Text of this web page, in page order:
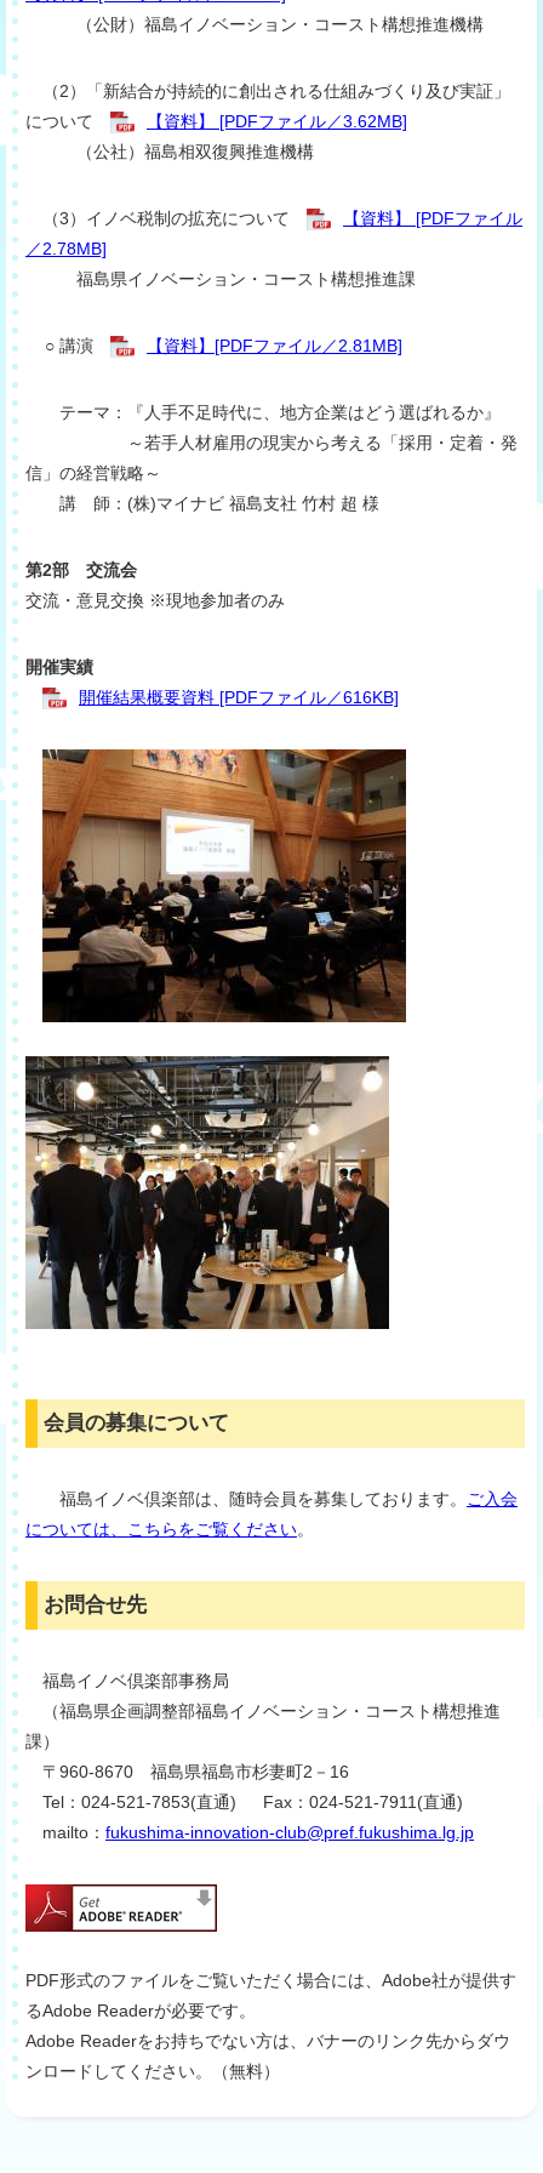
（公財）福島イノベーション・コースト構想推進機構
（2）「新結合が持続的に創出される仕組みづくり及び実証」
について​
【資料】 [PDFファイル／3.62MB]
（公社）福島相双復興推進機構
（3）イノベ税制の拡充について​
【資料】 [PDFファイル
／2.78MB]
福島県イノベーション・コースト構想推進課
○ 講演 【資料】[PDFファイル／2.81MB]
テーマ：『人手不足時代に、地方企業はどう選ばれるか』
～若手人材雇用の現実から考える「採用・定着・発
信」の経営戦略～
講 師：(株)マイナビ 福島支社 竹村 超 様
第2部 交流会
交流・意見交換 ※現地参加者のみ
開催実績
開催結果概要資料 [PDFファイル／616KB]
会員の募集について
福島イノベ倶楽部は、随時会員を募集しております。
ご入会
については、こちらをご覧ください。
お問合せ先
福島イノベ倶楽部事務局
（福島県企画調整部福島イノベーション・コースト構想推進
課）
〒960-8670 福島県福島市杉妻町2－16
Tel：024-521-7853(直通) Fax：024-521-7911(直通)
mailto： fukushima-innovation-club@pref.fukushima.lg.jp
PDF形式のファイルをご覧いただく場合には、Adobe社が提供す
るAdobe Readerが必要です。
Adobe Readerをお持ちでない方は、バナーのリンク先からダウ
ンロードしてください。（無料）